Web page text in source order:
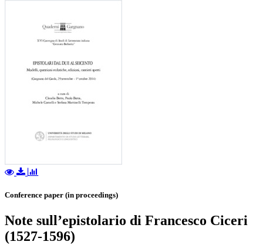
Conference paper (in proceedings)
Note sull’epistolario di Francesco Ciceri
(1527-1596)